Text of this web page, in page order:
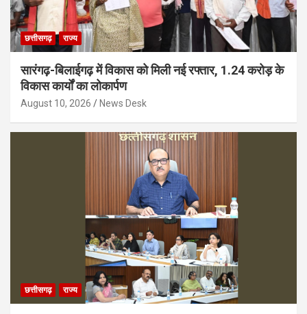
छत्तीसगढ़ राज्य
सारंगढ़-बिलाईगढ़ में विकास को मिली नई रफ्तार, 1.24 करोड़ के
विकास कार्यों का लोकार्पण
August 10, 2026 News Desk
छत्तीसगढ़ राज्य